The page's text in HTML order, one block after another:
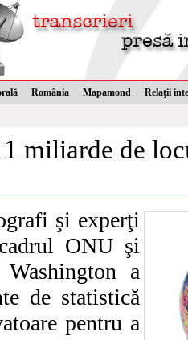
România Mapamond Relaţii
miliarde de
şi experţi
ONU şi
a
de statistică
pentru a